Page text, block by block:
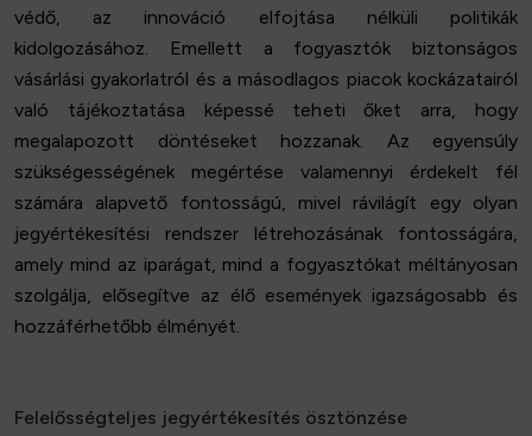
védő, az innováció elfojtása nélküli politikák
kidolgozásához. Emellett a fogyasztók biztonságos
vásárlási gyakorlatról és a másodlagos piacok kockázatairól
való tájékoztatása képessé teheti őket arra, hogy
megalapozott döntéseket hozzanak. Az egyensúly
szükségességének megértése valamennyi érdekelt fél
számára alapvető fontosságú, mivel rávilágít egy olyan
jegyértékesítési rendszer létrehozásának fontosságára,
amely mind az iparágat, mind a fogyasztókat méltányosan
szolgálja, elősegítve az élő események igazságosabb és
hozzáférhetőbb élményét.
Felelősségteljes jegyértékesítés ösztönzése